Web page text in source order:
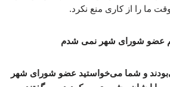
ما را از کاری منع نکرد.
عضو شورای شهر نمی شدم
و شما می‌خواستید عضو شورای شهر